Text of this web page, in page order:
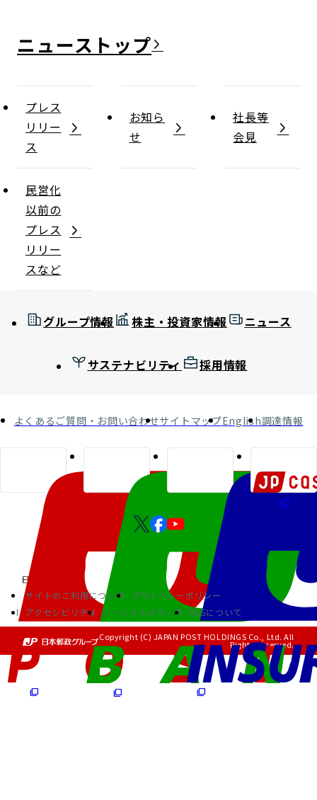
ニュース
プレス
リリー
ス
お知ら
せ
社長等
会見
民営化
以前の
プレス
リリー
スなど
グループ情報 株主・投資家情報 ニュース
サステナビリティ 採用情報
よくあるご質問・お問い合わせサイトマップEnglish調達情報
サイトのご利用について
プライバシーポリシー
アクセシビリティ
ソーシャルメディア RSSについて
Copyright (C) JAPAN POST HOLDINGS Co., Ltd. All
Rights Reserved.